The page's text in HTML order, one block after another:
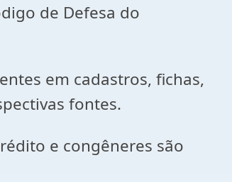
de Defesa do
em cadastros, fichas,
fontes.
e congêneres são